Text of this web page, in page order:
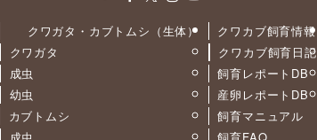
クワガタ・カブトムシ（生体）
クワガタ
成虫
幼虫
カブトムシ
成虫
クワカブ飼育情報
クワカブ飼育日記
飼育レポートDB
産卵レポートDB
飼育マニュアル
飼育FAQ